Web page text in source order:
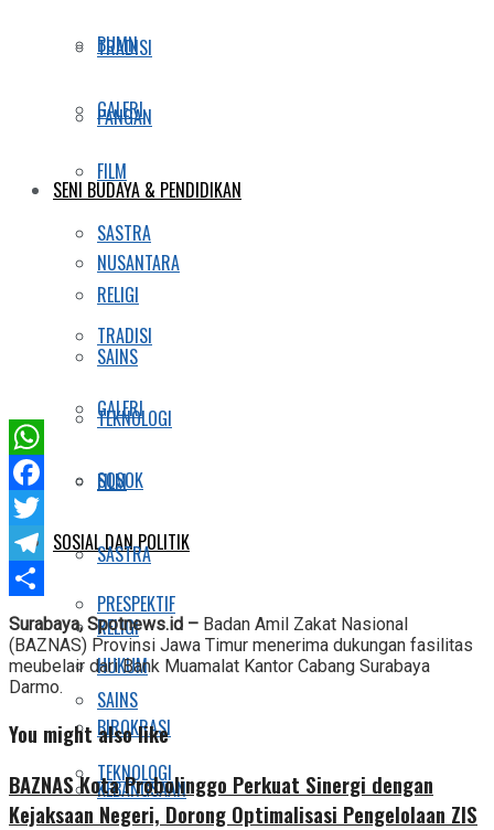
TRADISI
GALERI
FILM
SASTRA
RELIGI
SAINS
TEKNOLOGI
SOSOK
SOSIAL DAN POLITIK
PRESPEKTIF
HUKUM
BIROKRASI
KEBANGSAAN
BUMN
PANGAN
SENI BUDAYA & PENDIDIKAN
NUSANTARA
TRADISI
GALERI
FILM
SASTRA
RELIGI
SAINS
TEKNOLOGI
WhatsApp
Facebook
Twitter
Telegram
Share
Surabaya, Spotnews.id – Badan Amil Zakat Nasional
(BAZNAS) Provinsi Jawa Timur menerima dukungan fasilitas
meubelair dari Bank Muamalat Kantor Cabang Surabaya
Darmo.
You might also like
BAZNAS Kota Probolinggo Perkuat Sinergi dengan
Kejaksaan Negeri, Dorong Optimalisasi Pengelolaan ZIS